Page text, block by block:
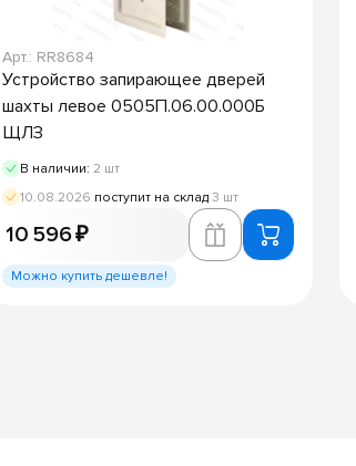
Арт.: RR8684
Устройство запирающее дверей
шахты левое 0505П.06.00.000Б
ЩЛЗ
В наличии: 2 шт
10.08.2026 поступит на склад 3 шт
10 596 ₽
Можно купить дешевле!